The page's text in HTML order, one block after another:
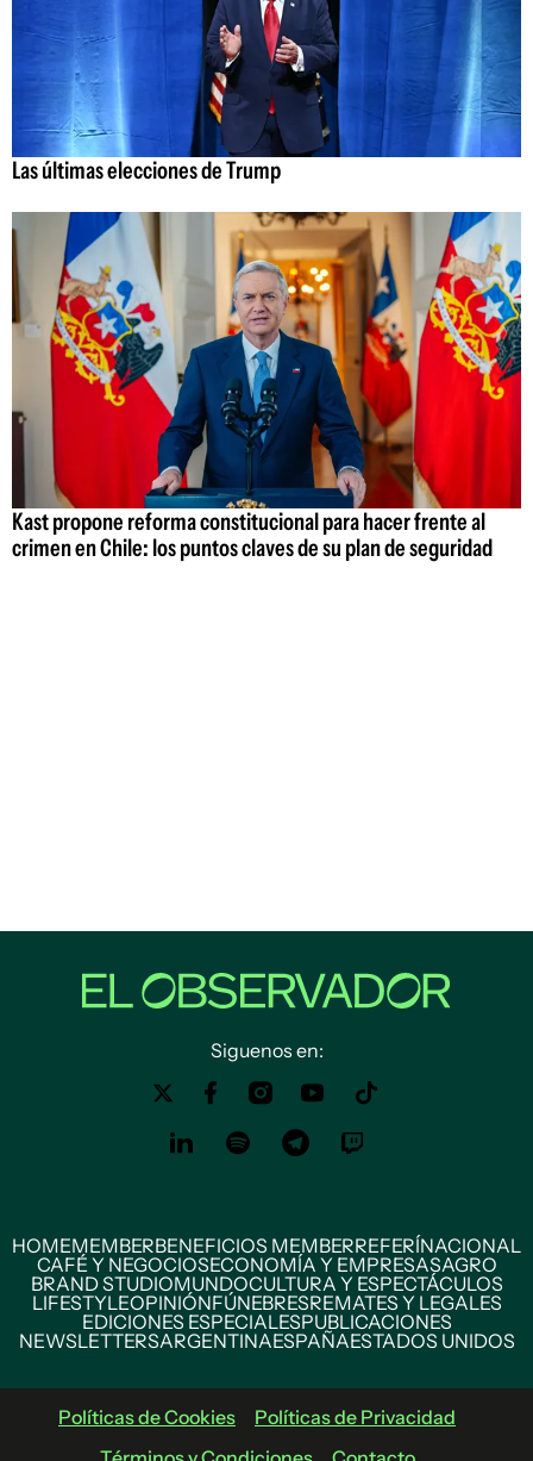
Las últimas elecciones de Trump
Kast propone reforma constitucional para hacer frente al
crimen en Chile: los puntos claves de su plan de seguridad
Siguenos en:
HOMEMEMBERBENEFICIOS MEMBERREFERÍNACIONAL
CAFÉ Y NEGOCIOSECONOMÍA Y EMPRESASAGRO
BRAND STUDIOMUNDOCULTURA Y ESPECTÁCULOS
LIFESTYLEOPINIÓNFÚNEBRESREMATES Y LEGALES
EDICIONES ESPECIALESPUBLICACIONES
NEWSLETTERSARGENTINAESPAÑAESTADOS UNIDOS
Políticas de Cookies
Políticas de Privacidad